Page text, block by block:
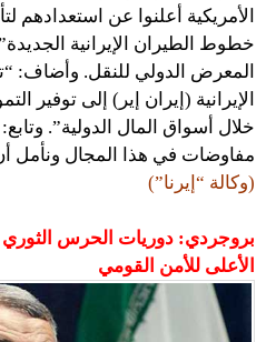
الأمريكية أعلنوا عن استعدادهم
خطوط الطيران الإيرانية
المعرض الدولي للنقل.
الإيرانية (إيران إير) إلى توفير
خلال أسواق المال الدولية”.
مفاوضات في هذا المجال ونأمل
(وكالة “إيرنا”)
بروجردي: دوريات الحرس الثوري
الأعلى للأمن القومي